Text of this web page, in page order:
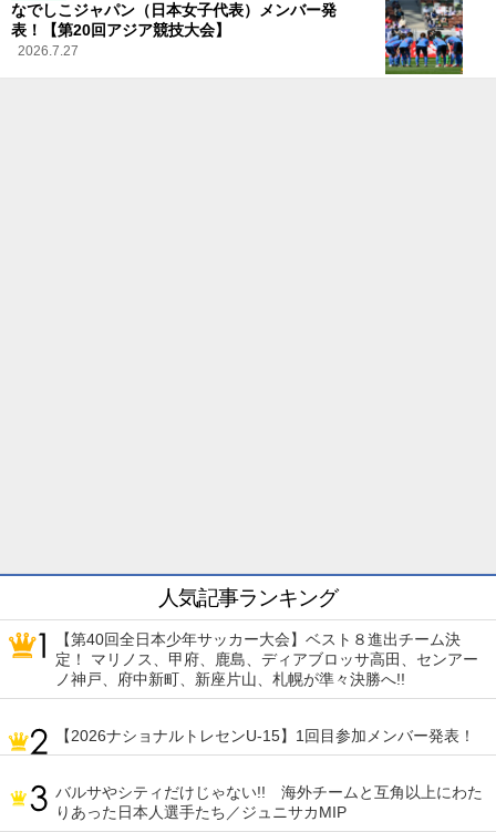
なでしこジャパン（日本女子代表）メンバー発
表！【第20回アジア競技大会】
2026.7.27
人気記事ランキング
【第40回全日本少年サッカー大会】ベスト８進出チーム決
定！ マリノス、甲府、鹿島、ディアブロッサ高田、センアー
ノ神戸、府中新町、新座片山、札幌が準々決勝へ!!
【2026ナショナルトレセンU-15】1回目参加メンバー発表！
バルサやシティだけじゃない!! 海外チームと互角以上にわた
りあった日本人選手たち／ジュニサカMIP